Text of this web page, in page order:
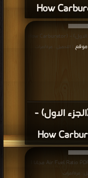
الاول) -
قراءة و تحميل كتاب كتاب كيف يعمل الكربراتير (الجزء الاول) - (How Carburetor
موقع | التحميل : مرة/مرات
قراءة و تحميل كتاب كتاب نسبة الهواء الي الوقود - Air Fuel Ratio PDF مجانا |
: مرة/مرات